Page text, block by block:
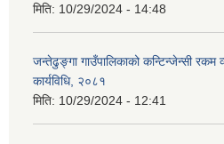
मिति: 10/29/2024 - 14:48
जन्तेढुङ्गा गाउँपालिकाको कन्टिन्जेन्सी रकम
कार्यविधि, २०८१
मिति: 10/29/2024 - 12:41